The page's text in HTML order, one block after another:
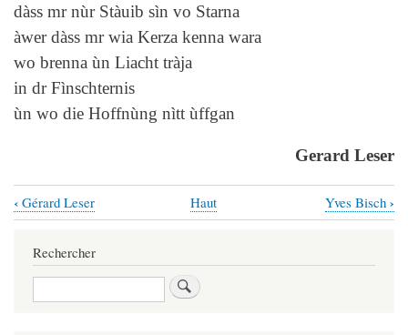
dàss mr nùr Stàuib sìn vo Starna
àwer dàss mr wia Kerza kenna wara
wo brenna ùn Liacht tràja
in dr Fìnschternis
ùn wo die Hoffnùng nìtt ùffgan
Gerard Leser
Liens
transversaux
livre
‹ Gérard Leser Haut Yves Bisch ›
Rechercher
Rechercher